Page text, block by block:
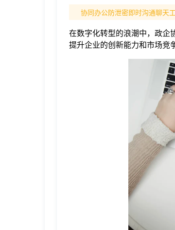
协同办公防泄密即时沟通聊天
在数字化转型的浪潮中，政企
提升企业的创新能力和市场竞